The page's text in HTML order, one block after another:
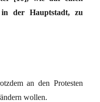
der Hauptstadt, zu
an den Protesten
wollen.